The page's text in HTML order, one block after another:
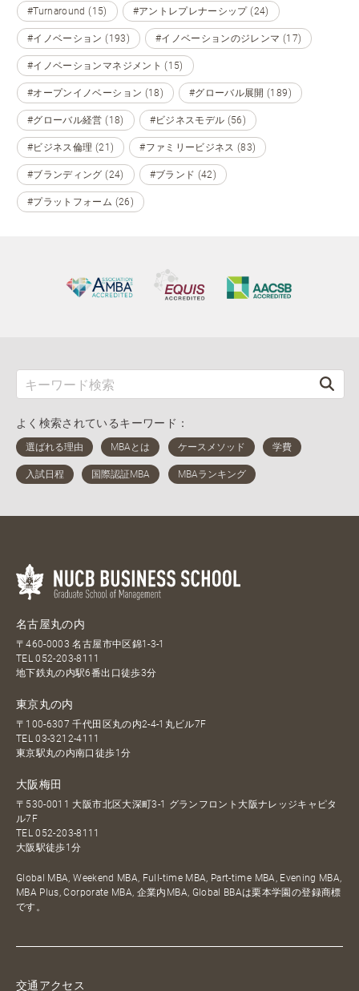
#Turnaround (15) #アントレプレナーシップ (24)
#イノベーション (193) #イノベーションのジレンマ (17)
#イノベーションマネジメント (15)
#オープンイノベーション (18) #グローバル展開 (189)
#グローバル経営 (18) #ビジネスモデル (56)
#ビジネス倫理 (21) #ファミリービジネス (83)
#ブランディング (24) #ブランド (42)
#プラットフォーム (26)
よく検索されているキーワード：
名古屋丸の内
〒460-0003 名古屋市中区錦1-3-1
TEL052-203-8111
地下鉄丸の内駅6番出口徒歩3分
東京丸の内
〒100-6307 千代田区丸の内2-4-1丸ビル7F
TEL03-3212-4111
東京駅丸の内南口徒歩1分
大阪梅田
〒530-0011 大阪市北区大深町3-1 グランフロント大阪ナレッジキャピタ
ル7F
TEL052-203-8111
大阪駅徒歩1分
Global MBA, Weekend MBA, Full-time MBA, Part-time MBA, Evening MBA,
MBA Plus, Corporate MBA, 企業内MBA, Global BBAは栗本学園の登録商標
です。
交通アクセス